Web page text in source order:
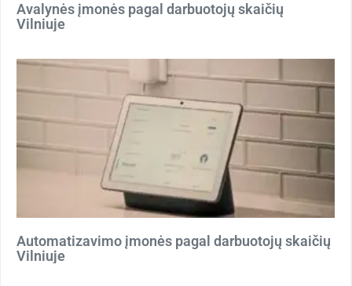
Avalynės įmonės pagal darbuotojų skaičių
Vilniuje
Automatizavimo įmonės pagal darbuotojų skaičių
Vilniuje